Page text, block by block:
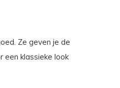
Ze geven je de
een klassieke look